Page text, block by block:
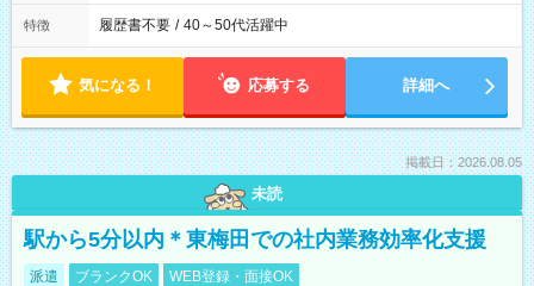
特徴 履歴書不要 / 40～50代活躍中
気になる！ 応募する 詳細へ
掲載日：2026.08.05
未読
駅から5分以内＊東梅田での社内業務効率化支援
派遣 ブランクOK WEB登録・面接OK